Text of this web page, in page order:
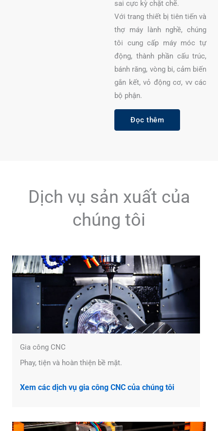
sai cực kỳ chặt chẽ.
Với trang thiết bị tiên tiến và
thợ máy lành nghề, chúng
tôi cung cấp máy móc tự
động, thành phần cấu trúc,
bánh răng, vòng bi, cảm biến
gắn kết, vỏ động cơ, vv các
bộ phận.
Đọc thêm
Dịch vụ sản xuất của
chúng tôi
Gia công CNC
Phay, tiện và hoàn thiện bề mặt.
Xem các dịch vụ gia công CNC của chúng tôi